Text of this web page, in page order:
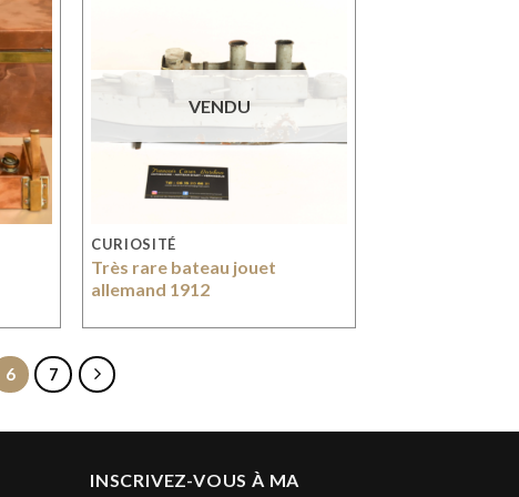
VENDU
CURIOSITÉ
Très rare bateau jouet
allemand 1912
6 7
INSCRIVEZ-VOUS À MA